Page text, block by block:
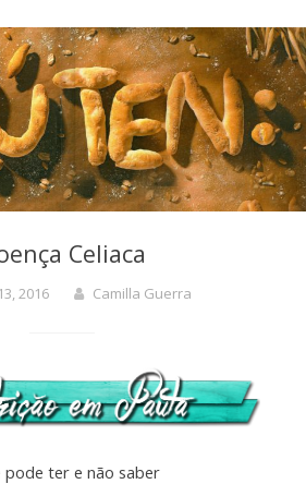
Celiaca
2016 Camilla Guerra
pode ter e não saber